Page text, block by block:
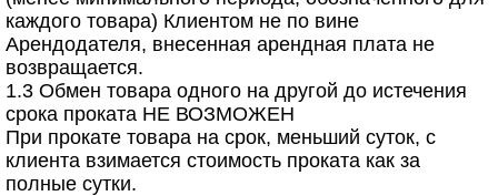
каждого товара) Клиентом не по вине
Арендодателя, внесенная арендная плата не
возвращается.
1.3 Обмен товара одного на другой до истечения
срока проката НЕ ВОЗМОЖЕН
При прокате товара на срок, меньший суток, с
клиента взимается стоимость проката как за
полные сутки.